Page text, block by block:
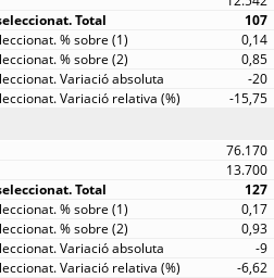
107
0,14
0,85
-20
-15,75
76.170
13.700
127
0,17
0,93
-9
-6,62